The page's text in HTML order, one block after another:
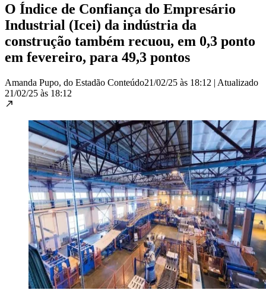
O Índice de Confiança do Empresário
Industrial (Icei) da indústria da
construção também recuou, em 0,3 ponto
em fevereiro, para 49,3 pontos
Amanda Pupo, do Estadão Conteúdo21/02/25 às 18:12 | Atualizado
21/02/25 às 18:12